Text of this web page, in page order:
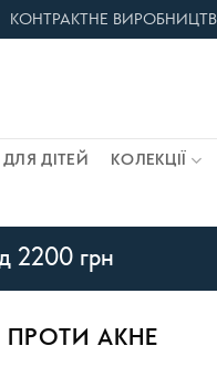
КОНТРАКТНЕ
ДЛЯ ДІТЕЙ КОЛЕКЦІЇ
2200 грн
ПРОТИ АКНЕ